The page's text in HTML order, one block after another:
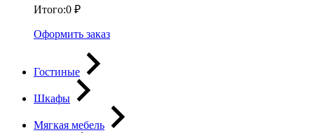
Итого:0 ₽
Оформить заказ
Гостиные
Шкафы
Мягкая мебель